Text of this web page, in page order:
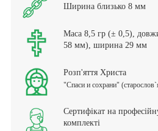
Ширина близько 8 мм
Маса 8,5 гр (± 0,5),
58 мм), ширина 29 мм
Розп'яття Христа
"Спаси и сохрани"
Сертифікат на
комплекті